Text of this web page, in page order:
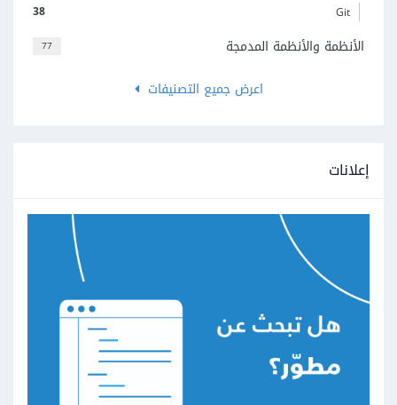
38 Git
77
الأنظمة والأنظمة المدمجة
اعرض جميع التصنيفات
إعلانات